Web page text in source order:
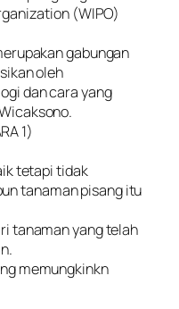
(WIPO)
gabungan
oleh
dan cara yang
1)
tetapi tidak
tanaman pisang itu
tanaman yang telah
memungkinkn